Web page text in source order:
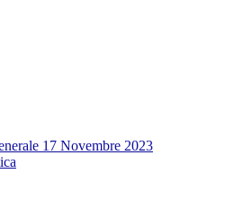
17 Novembre 2023